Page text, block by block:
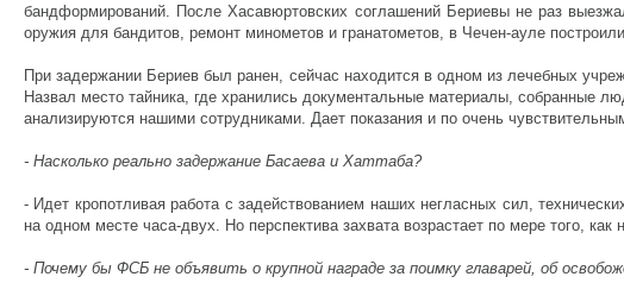
бандформирований. После Хасавюртовских соглашений Бериевы не раз
оружия для бандитов, ремонт минометов и гранатометов, в Чечен-ауле
При задержании Бериев был ранен, сейчас находится в одном из лечебных
Назвал место тайника, где хранились документальные материалы, собранные
анализируются нашими сотрудниками. Дает показания и по очень
- Насколько реально задержание Басаева и Хаттаба?
- Идет кропотливая работа с задействованием наших негласных сил,
на одном месте часа-двух. Но перспектива захвата возрастает по мере того,
- Почему бы ФСБ не объявить о крупной награде за поимку главарей, об